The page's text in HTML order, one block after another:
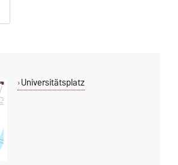
Universitätsplatz